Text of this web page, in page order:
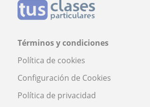
Términos y condiciones
Política de cookies
Configuración de Cookies
Política de privacidad